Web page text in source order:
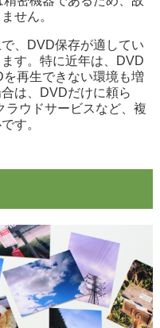
せん。
、DVD保存が適してい
す。特に近年は、DVD
再生できない環境も増
は、DVDだけに頼ら
ウドサービスなど、複
す。